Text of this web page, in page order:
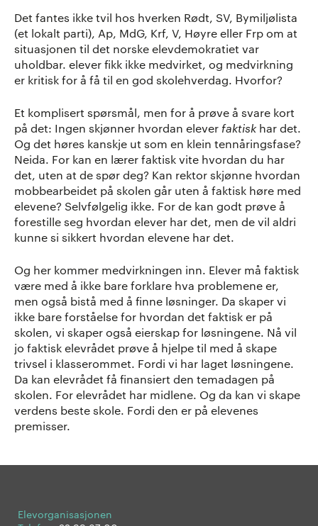
Det fantes ikke tvil hos hverken Rødt, SV, Bymiljølista
(et lokalt parti), Ap, MdG, Krf, V, Høyre eller Frp om at
situasjonen til det norske elevdemokratiet var
uholdbar. elever fikk ikke medvirket, og medvirkning
er kritisk for å få til en god skolehverdag. Hvorfor?
Et komplisert spørsmål, men for å prøve å svare kort
på det: Ingen skjønner hvordan elever faktisk har det.
Og det høres kanskje ut som en klein tennåringsfase?
Neida. For kan en lærer faktisk vite hvordan du har
det, uten at de spør deg? Kan rektor skjønne hvordan
mobbearbeidet på skolen går uten å faktisk høre med
elevene? Selvfølgelig ikke. For de kan godt prøve å
forestille seg hvordan elever har det, men de vil aldri
kunne si sikkert hvordan elevene har det.
Og her kommer medvirkningen inn. Elever må faktisk
være med å ikke bare forklare hva problemene er,
men også bistå med å finne løsninger. Da skaper vi
ikke bare forståelse for hvordan det faktisk er på
skolen, vi skaper også eierskap for løsningene. Nå vil
jo faktisk elevrådet prøve å hjelpe til med å skape
trivsel i klasserommet. Fordi vi har laget løsningene.
Da kan elevrådet få finansiert den temadagen på
skolen. For elevrådet har midlene. Og da kan vi skape
verdens beste skole. Fordi den er på elevenes
premisser.
Elevorganisasjonen